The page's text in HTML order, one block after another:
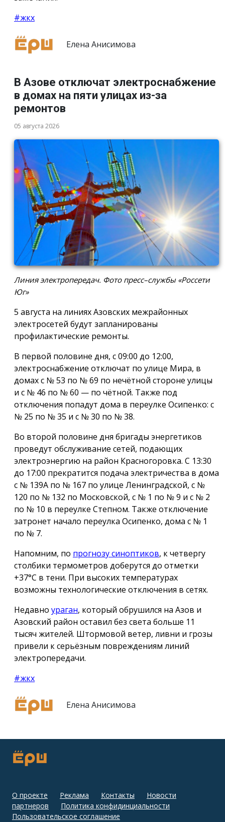
#жкх
Елена Анисимова
В Азове отключат электроснабжение
в домах на пяти улицах из-за
ремонтов
05 августа 2026
Линия электропередач. Фото пресс–службы «Россети
Юг»
5 августа на линиях Азовских межрайонных
электросетей будут запланированы
профилактические ремонты.
В первой половине дня, с 09:00 до 12:00,
электроснабжение отключат по улице Мира, в
домах с № 53 по № 69 по нечётной стороне улицы
и с № 46 по № 60 — по чётной. Также под
отключения попадут дома в переулке Осипенко: с
№ 25 по № 35 и с № 30 по № 38.
Во второй половине дня бригады энергетиков
проведут обслуживание сетей, подающих
электроэнергию на район Красногоровка. С 13:30
до 17:00 прекратится подача электричества в дома
с № 139А по № 167 по улице Ленинградской, с №
120 по № 132 по Московской, с № 1 по № 9 и с № 2
по № 10 в переулке Степном. Также отключение
затронет начало переулка Осипенко, дома с № 1
по № 7.
Напомним, по прогнозу синоптиков, к четвергу
столбики термометров доберутся до отметки
+37°С в тени. При высоких температурах
возможны технологические отключения в сетях.
Недавно ураган, который обрушился на Азов и
Азовский район оставил без света больше 11
тысяч жителей. Штормовой ветер, ливни и грозы
привели к серьёзным повреждениям линий
электропередачи.
#жкх
Елена Анисимова
О проекте Реклама Контакты
Новости
партнеров
Политика конфидинциальности
Пользовательское соглашение